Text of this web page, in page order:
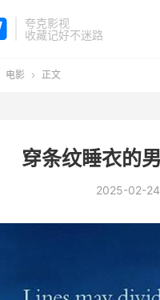
夸克影视
收藏记好不迷路
电影  正文
穿条纹睡衣的
2025-02-24